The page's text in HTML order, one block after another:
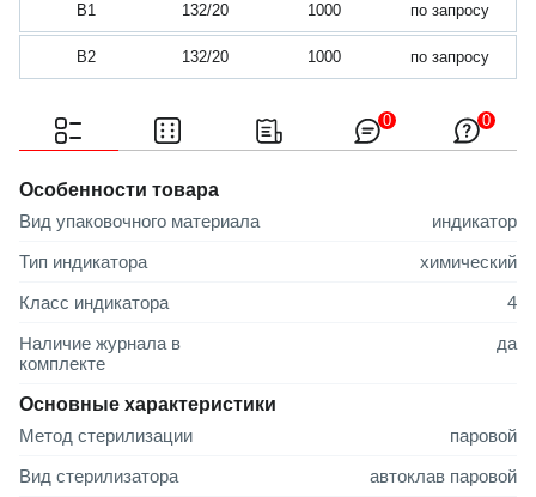
В1 132/20 1000 по запросу
В2 132/20 1000 по запросу
0 0
Особенности товара
Вид упаковочного материала
индикатор
Тип индикатора
химический
Класс индикатора
4
Наличие журнала в
комплекте
да
Основные характеристики
Метод стерилизации
паровой
Вид стерилизатора
автоклав паровой